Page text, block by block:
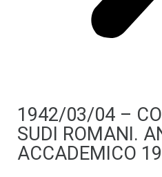
1942/03/04 –
SUDI ROMANI.
ACCADEMICO